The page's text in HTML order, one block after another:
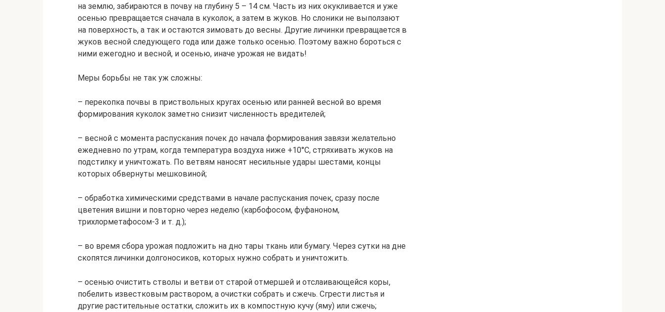
на землю, забираются в почву на глубину 5 – 14 см. Часть из них окукливается и уже
осенью превращается сначала в куколок, а затем в жуков. Но слоники не выползают
на поверхность, а так и остаются зимовать до весны. Другие личинки превращается в
жуков весной следующего года или даже только осенью. Поэтому важно бороться с
ними ежегодно и весной, и осенью, иначе урожая не видать!
Меры борьбы не так уж сложны:
– перекопка почвы в приствольных кругах осенью или ранней весной во время
формирования куколок заметно снизит численность вредителей;
– весной с момента распускания почек до начала формирования завязи желательно
ежедневно по утрам, когда температура воздуха ниже +10°С, стряхивать жуков на
подстилку и уничтожать. По ветвям наносят несильные удары шестами, концы
которых обвернуты мешковиной;
– обработка химическими средствами в начале распускания почек, сразу после
цветения вишни и повторно через неделю (карбофосом, фуфаноном,
трихлорметафосом-3 и т. д.);
– во время сбора урожая подложить на дно тары ткань или бумагу. Через сутки на дне
скопятся личинки долгоносиков, которых нужно собрать и уничтожить.
– осенью очистить стволы и ветви от старой отмершей и отслаивающейся коры,
побелить известковым раствором, а очистки собрать и сжечь. Сгрести листья и
другие растительные остатки, сложить их в компостную кучу (яму) или сжечь;